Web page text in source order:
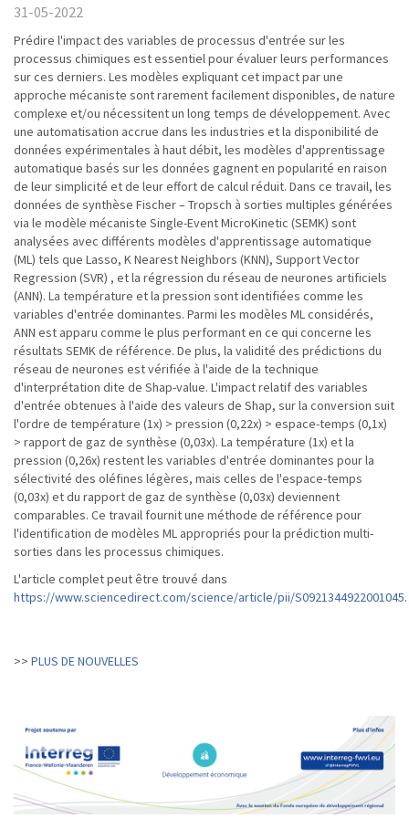
31-05-2022
Prédire l'impact des variables de processus d'entrée sur les
processus chimiques est essentiel pour évaluer leurs performances
sur ces derniers. Les modèles expliquant cet impact par une
approche mécaniste sont rarement facilement disponibles, de nature
complexe et/ou nécessitent un long temps de développement. Avec
une automatisation accrue dans les industries et la disponibilité de
données expérimentales à haut débit, les modèles d'apprentissage
automatique basés sur les données gagnent en popularité en raison
de leur simplicité et de leur effort de calcul réduit. Dans ce travail, les
données de synthèse Fischer – Tropsch à sorties multiples générées
via le modèle mécaniste Single-Event MicroKinetic (SEMK) sont
analysées avec différents modèles d'apprentissage automatique
(ML) tels que Lasso, K Nearest Neighbors (KNN), Support Vector
Regression (SVR) , et la régression du réseau de neurones artificiels
(ANN). La température et la pression sont identifiées comme les
variables d'entrée dominantes. Parmi les modèles ML considérés,
ANN est apparu comme le plus performant en ce qui concerne les
résultats SEMK de référence. De plus, la validité des prédictions du
réseau de neurones est vérifiée à l'aide de la technique
d'interprétation dite de Shap-value. L'impact relatif des variables
d'entrée obtenues à l'aide des valeurs de Shap, sur la conversion suit
l'ordre de température (1x) > pression (0,22x) > espace-temps (0,1x)
> rapport de gaz de synthèse (0,03x). La température (1x) et la
pression (0,26x) restent les variables d'entrée dominantes pour la
sélectivité des oléfines légères, mais celles de l'espace-temps
(0,03x) et du rapport de gaz de synthèse (0,03x) deviennent
comparables. Ce travail fournit une méthode de référence pour
l'identification de modèles ML appropriés pour la prédiction multi-
sorties dans les processus chimiques.
L'article complet peut être trouvé dans
https://www.sciencedirect.com/science/article/pii/S0921344922001045.
PLUS DE NOUVELLES